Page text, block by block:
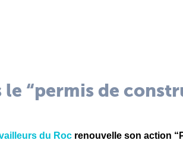
le “permis de
du Rocrenouvelle son action